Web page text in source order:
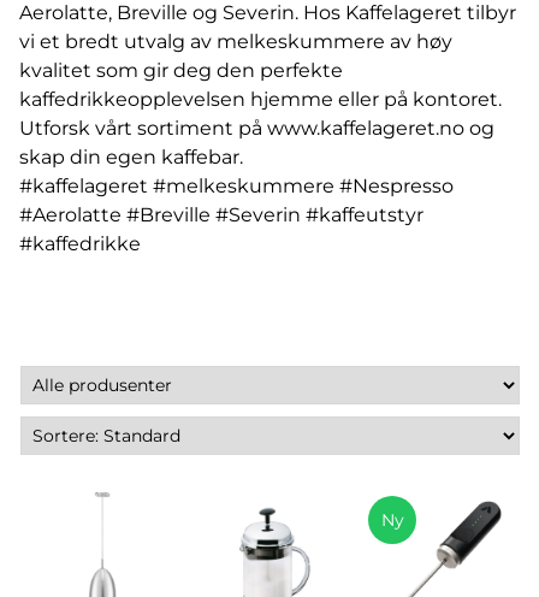
Aerolatte, Breville og Severin. Hos Kaffelageret tilbyr
vi et bredt utvalg av melkeskummere av høy
kvalitet som gir deg den perfekte
kaffedrikkeopplevelsen hjemme eller på kontoret.
Utforsk vårt sortiment på www.kaffelageret.no og
skap din egen kaffebar.
#kaffelageret #melkeskummere #Nespresso
#Aerolatte #Breville #Severin #kaffeutstyr
#kaffedrikke
Ny